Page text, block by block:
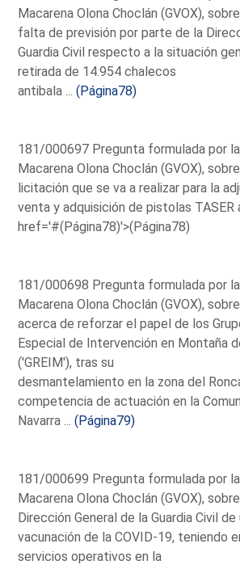
Macarena Olona Choclán (GVOX),
falta de previsión por parte de la
Guardia Civil respecto a la situación
retirada de 14.954 chalecos
antibala ...(Página78)
181/000697 Pregunta formulada por
Macarena Olona Choclán (GVOX),
licitación que se va a realizar para la
venta y adquisición de pistolas TASER a
href='#(Página78)'>(Página78)
181/000698 Pregunta formulada por
Macarena Olona Choclán (GVOX),
acerca de reforzar el papel de los
Especial de Intervención en Montaña
('GREIM'), tras su
desmantelamiento en la zona del
competencia de actuación en la
Navarra ...(Página79)
181/000699 Pregunta formulada por
Macarena Olona Choclán (GVOX),
Dirección General de la Guardia Civil de
vacunación de la COVID-19, teniendo
servicios operativos en la